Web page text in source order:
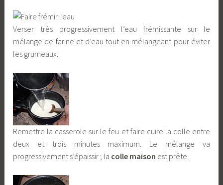
Verser très progressivement l’eau frémissante sur le
mélange de farine et d’eau tout en mélangeant pour éviter
les grumeaux.
Remettre la casserole sur le feu et faire cuire la colle entre
deux et trois minutes maximum. Le mélange va
progressivement s’épaissir ; la colle maison est prête.